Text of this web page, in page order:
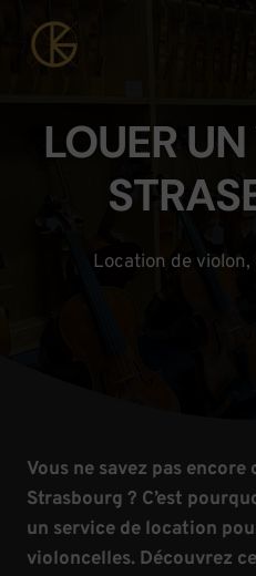
contenu
LOUER
Location de
Vous ne savez pas
Strasbourg ? C’est
un service de location
violoncelles. Découvrez